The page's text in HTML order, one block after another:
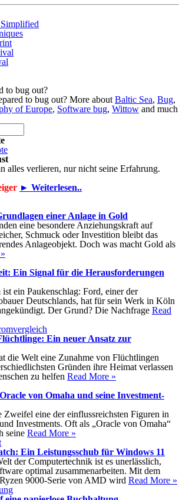
to bug out?
to bug out? More about Baltic Sea, Bug,
of Europe, Software bug, Wittow and much
alles verlieren, nur nicht seine Erfahrung.
► Weiterlesen..
einer Anlage in Gold
eine besondere Anziehungskraft auf
Schmuck oder Investition bleibt das
Anlageobjekt. Doch was macht Gold als
Ein Signal für die Herausforderungen
ein Paukenschlag: Ford, einer der
Deutschlands, hat für sein Werk in Köln
Der Grund? Die Nachfrage Read
Ein neuer Ansatz zur
die Welt eine Zunahme von Flüchtlingen
Gründen ihre Heimat verlassen
zu helfen Read More »
von Omaha und seine Investment-
Zweifel eine der einflussreichsten Figuren in
Investments. Oft als „Oracle von Omaha“
seine Read More »
Ein Leistungsschub für Windows 11
der Computertechnik ist es unerlässlich,
optimal zusammenarbeiten. Mit dem
9000-Serie von AMD wird Read More »